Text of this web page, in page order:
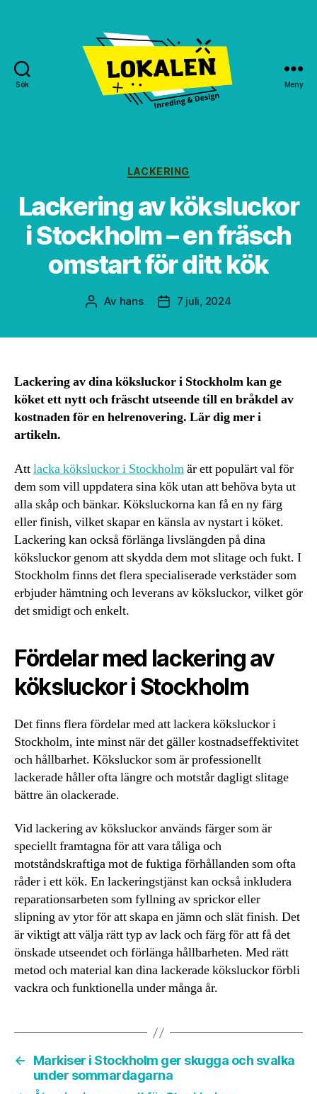
Sök Meny
Kategorier
LACKERING
Lackering av köksluckor
i Stockholm – en fräsch
omstart för ditt kök
Inläggsförfattare
Av hans Inläggsdatum
7 juli, 2024
Lackering av dina köksluckor i Stockholm kan ge
köket ett nytt och fräscht utseende till en bråkdel av
kostnaden för en helrenovering. Lär dig mer i
artikeln.
Attlacka köksluckor i Stockholmär ett populärt val för
dem som vill uppdatera sina kök utan att behöva byta ut
alla skåp och bänkar. Köksluckorna kan få en ny färg
eller finish, vilket skapar en känsla av nystart i köket.
Lackering kan också förlänga livslängden på dina
köksluckor genom att skydda dem mot slitage och fukt. I
Stockholm finns det flera specialiserade verkstäder som
erbjuder hämtning och leverans av köksluckor, vilket gör
det smidigt och enkelt.
Fördelar med lackering av
köksluckor i Stockholm
Det finns flera fördelar med att lackera köksluckor i
Stockholm, inte minst när det gäller kostnadseffektivitet
och hållbarhet. Köksluckor som är professionellt
lackerade håller ofta längre och motstår dagligt slitage
bättre än olackerade.
Vid lackering av köksluckor används färger som är
speciellt framtagna för att vara tåliga och
motståndskraftiga mot de fuktiga förhållanden som ofta
råder i ett kök. En lackeringstjänst kan också inkludera
reparationsarbeten som fyllning av sprickor eller
slipning av ytor för att skapa en jämn och slät finish. Det
är viktigt att välja rätt typ av lack och färg för att få det
önskade utseendet och förlänga hållbarheten. Med rätt
metod och material kan dina lackerade köksluckor förbli
vackra och funktionella under många år.
←
Markiser i Stockholm ger skugga och svalka
under sommardagarna